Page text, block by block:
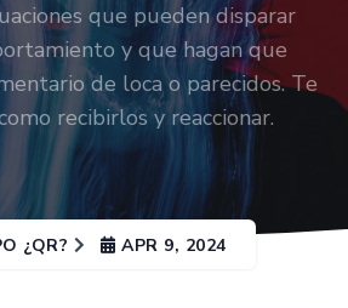
que pueden disparar
y que hagan que
de loca o parecidos. Te
recibirlos y reaccionar.
¿QR? APR 9, 2024